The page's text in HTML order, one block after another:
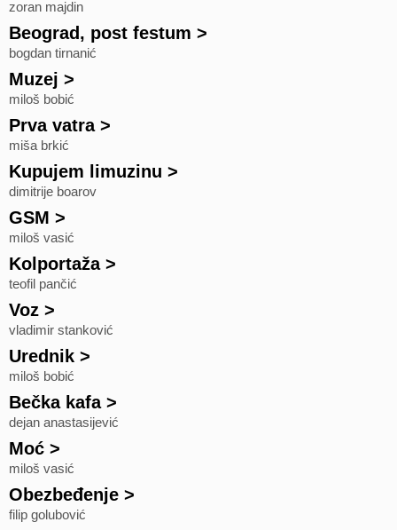
zoran majdin
Beograd, post festum >
bogdan tirnanić
Muzej >
miloš bobić
Prva vatra>
miša brkić
Kupujem limuzinu >
dimitrije boarov
GSM >
miloš vasić
Kolportaža>
teofil pančić
Voz >
vladimir stanković
Urednik >
miloš bobić
Bečka kafa>
dejan anastasijević
Moć >
miloš vasić
Obezbeđenje >
filip golubović